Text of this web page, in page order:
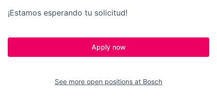
¡Estamos esperando tu solicitud!
Apply now
See more open positions at Bosch